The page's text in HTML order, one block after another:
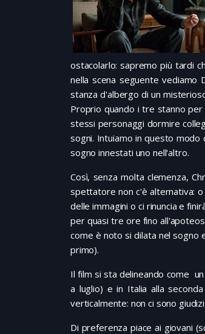
ostacolarlo: sapremo più tardi
nella scena seguente
stanza d'albergo di un
Proprio quando i tre stanno
stessi personaggi dormire
sogni. Intuiamo in questo
sogno innestati uno nell'altro.
Così, senza molta clemenza,
spettatore non c'è alternativa:
delle immagini o ci rinuncia e
per quasi tre ore fino
come è noto si dilata nel sogno
primo).
Il film si sta delineando come
a luglio) e in Italia alla
verticalmente: non ci sono
Di preferenza piace ai giovani